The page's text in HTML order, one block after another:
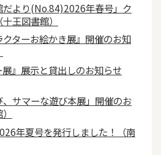
だより(No.84)2026年春号」ク
王図書館）
クターお絵かき展』開催のお知
展』展示と貸出しのお知らせ
サマーな遊び本展」開催のお
年夏号を発行しました！（南